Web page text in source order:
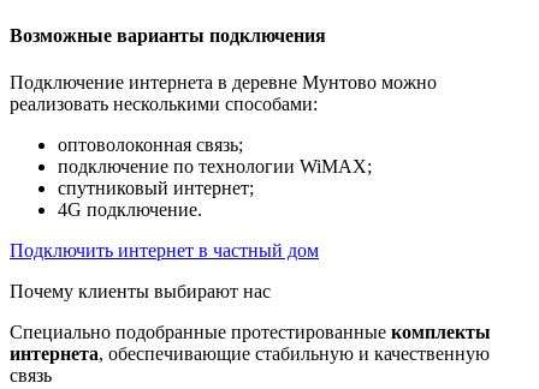
Возможные варианты подключения
Подключение интернета в деревне Мунтово можно
реализовать несколькими способами:
оптоволоконная связь;
подключение по технологии WiMAX;
спутниковый интернет;
4G подключение.
Подключить интернет в частный дом
Почему клиенты выбирают нас
Специально подобранные протестированные комплекты
интернета, обеспечивающие стабильную и качественную
связь